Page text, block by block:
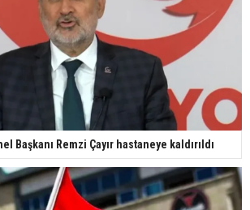
Başkanı Remzi Çayır hastaneye kaldırıldı